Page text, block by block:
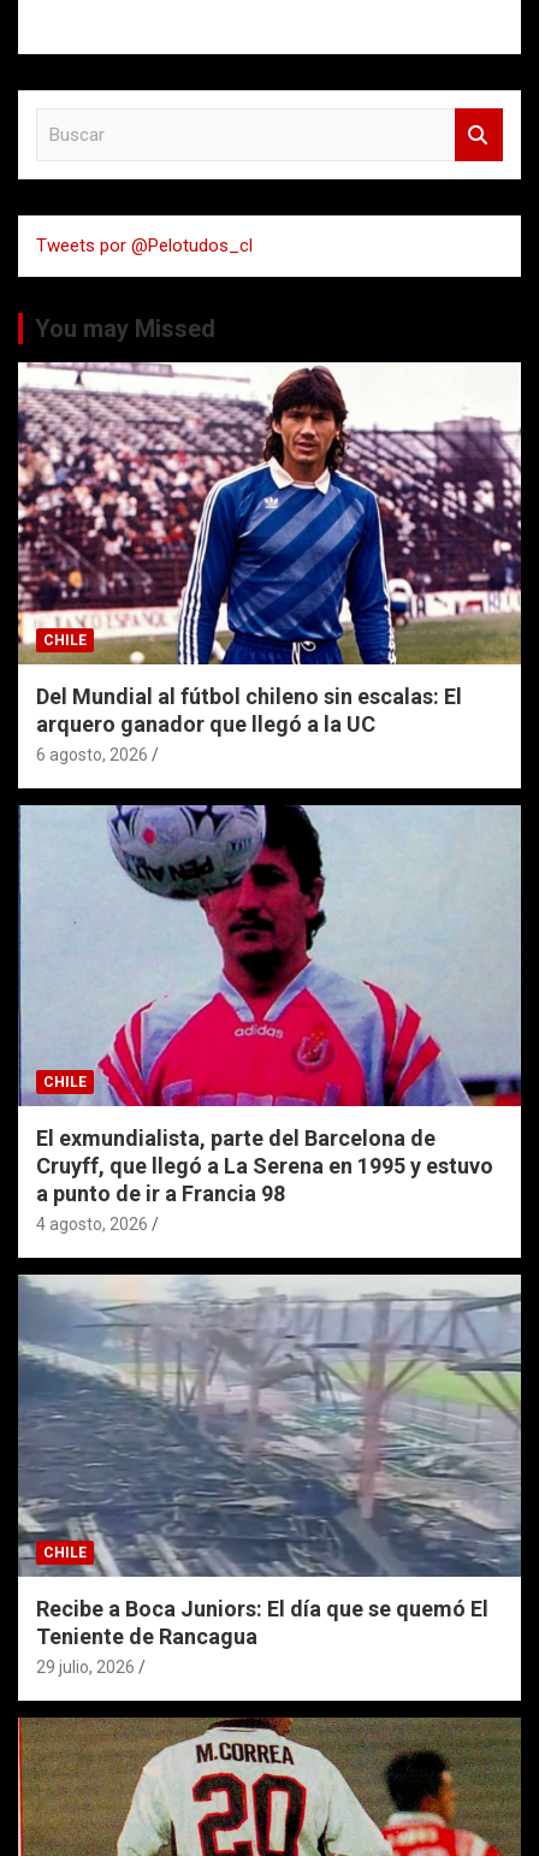
a
r
Tweets por @Pelotudos_cl
You may Missed
CHILE
Del Mundial al fútbol chileno sin escalas: El
arquero ganador que llegó a la UC
6 agosto, 2026
CHILE
El exmundialista, parte del Barcelona de
Cruyff, que llegó a La Serena en 1995 y estuvo
a punto de ir a Francia 98
4 agosto, 2026
CHILE
Recibe a Boca Juniors: El día que se quemó El
Teniente de Rancagua
29 julio, 2026